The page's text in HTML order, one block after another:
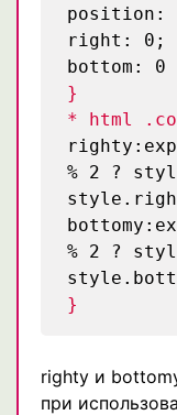
position:
right: 0;
bottom: 0
}
* html
% 2 ?
% 2 ?
}
righty и
при